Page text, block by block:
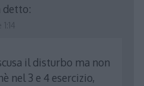
detto:
il disturbo ma non
nel 3 e 4 esercizio,